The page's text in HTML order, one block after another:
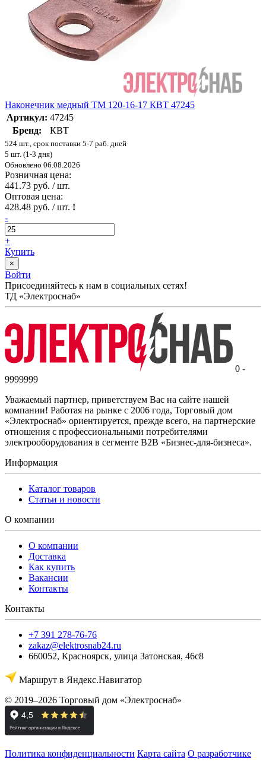
Наконечник медный ТМ 120-16-17 КВТ 47245
Артикул: 47245
Бренд:
КВТ
524 шт., срок поставки 5-7 раб. дней
5 шт. (1-3 дня)
Обновлено 06.08.2026
Розничная цена:
441.73 руб. / шт.
Оптовая цена:
428.48 руб. / шт. !
-
+
Купить
×
Войти
Присоединяйтесь к нам в социальных сетях!
ТД «Электроснаб»
0 -
9999999
Уважаемый партнер, приветствуем Вас на сайте нашей
компании! Работая на рынке с 2006 года, Торговый дом
«Электроснаб» ориентируется, прежде всего, на партнерские
отношения с профессиональными потребителями
электрооборудования в сегменте B2B «Бизнес-для-бизнеса».
Информация
Каталог товаров
Статьи и новости
О компании
О компании
Доставка
Как купить
Вакансии
Контакты
Контакты
+7 391 278-76-76
zakaz@elektrosnab24.ru
660052, Красноярск, улица Затонская, 46с8
Маршрут в Яндекс.Навигатор
© 2019–2026 Торговый дом «Электроснаб»
Политика конфиденциальности Карта сайта О разработчике